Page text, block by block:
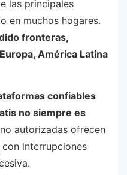
las principales
en muchos hogares.
fronteras,
América Latina
confiables
no siempre es
autorizadas ofrecen
interrupciones